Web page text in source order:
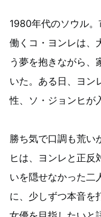
1980年代のソウル
働くコ・ヨンレは、
う夢を抱きながら、
いた。ある日、ヨン
性、ソ・ジョンヒが
勝ち気で口調も荒い
ヒは、ヨンレと正反
いを隠せなかった二
に、少しずつ本音を